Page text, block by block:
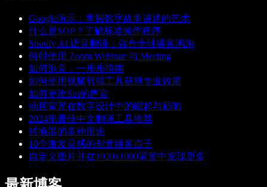
Google演示：掌握数字故事讲述的艺术
什么是SOP？了解标准操作程序
Spotify AI 语音翻译：弥合全球播客鸿沟
何时使用 Zoom Webinar 与 Meeting
如何混音：一步步指南
如何使用视频剪辑工具获得专业效果
如何更改Siri的声音
动画背景在数字设计中的崛起与影响
2024年最佳中文翻译工具推荐
转换器的多种用途
10个激发灵感的创意播客点子
自定义图片并在1920x1080背景中发现更多